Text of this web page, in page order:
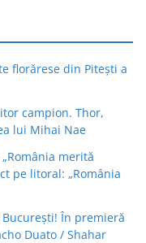
florărese din Pitești a
campion. Thor,
lui Mihai Nae
merită
pe litoral: „România
În premieră
Duato / Shahar